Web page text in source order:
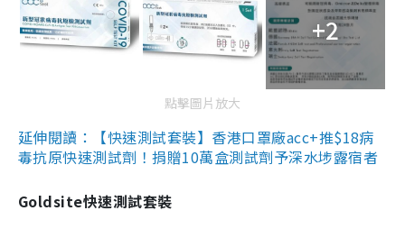
+2
點擊圖片放大
延伸閱讀：【快速測試套裝】香港口罩廠acc+推$18病
毒抗原快速測試劑！捐贈10萬盒測試劑予深水埗露宿者
Goldsite快速測試套裝